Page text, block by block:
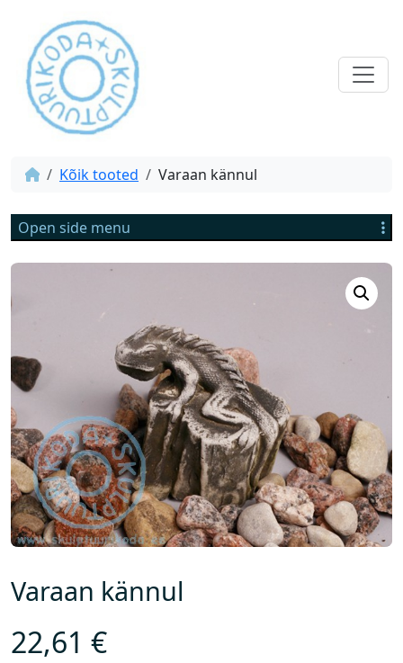
Kõik tooted Varaan kännul
Open side menu
Varaan kännul
22,61 €